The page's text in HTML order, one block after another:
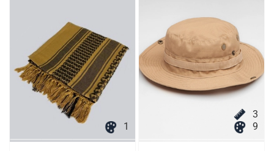
1
3
9